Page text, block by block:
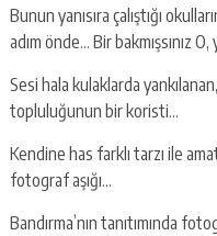
Bunun yanısıra çalıştığı
adım önde… Bir bakmışsınız
Sesi hala kulaklarda
topluluğunun bir koristi…
Kendine has farklı tarzı ile
fotograf aşığı…
Bandırma’nın tanıtımında